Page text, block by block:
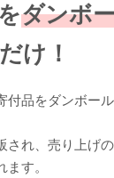
ダンボ
だけ！
付品をダンボー
され、売り上げ
す。